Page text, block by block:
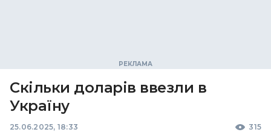
Скільки доларів ввезли в
Україну
25.06.2025, 18:33 315